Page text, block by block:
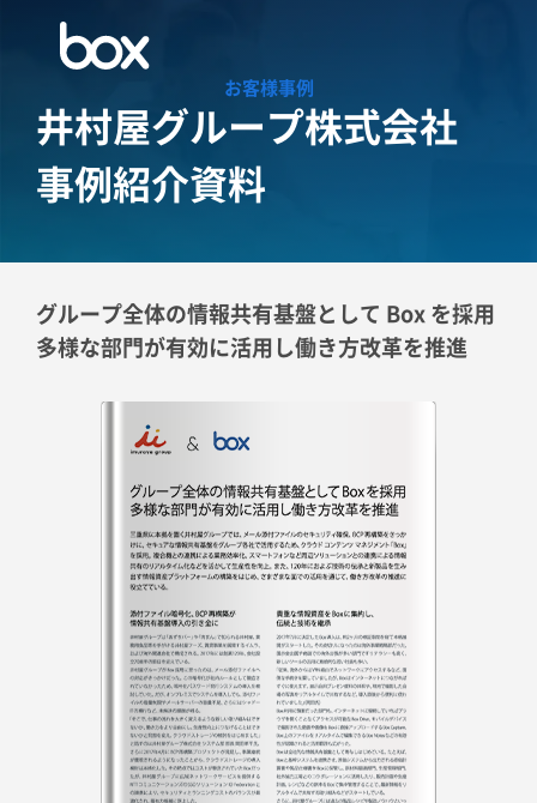
お客様事例
井村屋グループ株式会社
事例紹介資料
グループ全体の情報共有基盤として Box を採用
多様な部門が有効に活用し働き方改革を推進